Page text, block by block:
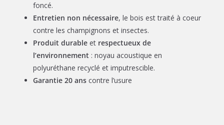
foncé.
Entretien non nécessaire, le bois est traité à coeur
contre les champignons et insectes.
Produit durable et respectueux de
l’environnement : noyau acoustique en
polyuréthane recyclé et imputrescible.
Garantie 20 ans contre l’usure